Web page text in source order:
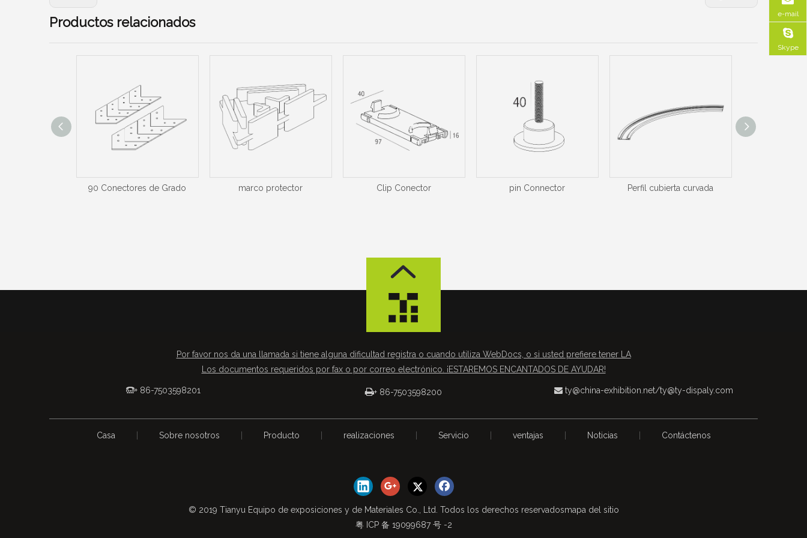
Productos relacionados
90 Conectores de Grado marco protector Clip Conector pin Connector Perfil cubierta curvada
Por favor nos da una llamada si tiene alguna dificultad registra o cuando utiliza WebDocs, o si usted prefiere tener LA
Los documentos requeridos por fax o por correo electrónico. ¡ESTAREMOS ENCANTADOS DE AYUDAR!
+ 86-7503598201 + 86-7503598200  ty@china-exhibition.net/ty@ty-dispaly.com
Casa Sobre nosotros Producto realizaciones Servicio ventajas Noticias Contáctenos
e-mail
Skype
© 2019 Tianyu Equipo de exposiciones y de Materiales Co., Ltd. Todos los derechos reservadosmapa del sitio
粤 ICP 备 19099687 号 -2